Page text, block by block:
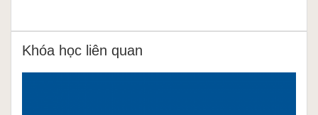
Khóa học liên quan